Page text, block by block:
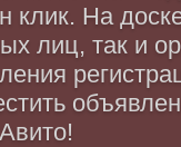
клик. На
лиц, так и